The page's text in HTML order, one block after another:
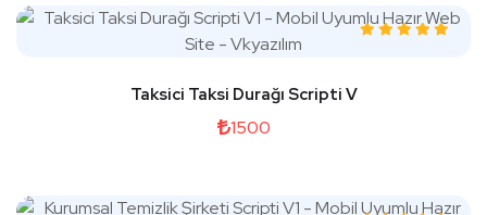
Taksici Taksi Durağı Scripti V
1500